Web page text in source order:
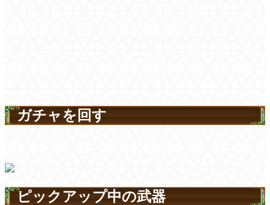
ガチャを回す
ピックアップ中の武器